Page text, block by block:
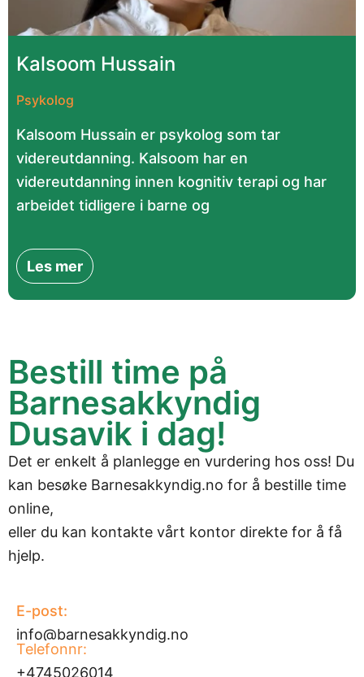
Kalsoom Hussain
Psykolog
Kalsoom Hussain er psykolog som tar
videreutdanning. Kalsoom har en
videreutdanning innen kognitiv terapi og har
arbeidet tidligere i barne og
Les mer
Bestill time på
Barnesakkyndig
Dusavik i dag!
Det er enkelt å planlegge en vurdering hos oss! Du
kan besøke Barnesakkyndig.no for å bestille time
online,
eller du kan kontakte vårt kontor direkte for å få
hjelp.
E-post:
info@barnesakkyndig.no
Telefonnr:
+4745026014